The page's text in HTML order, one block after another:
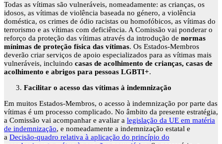
Todas as vítimas são vulneráveis, nomeadamente: as crianças, os
idosos, as vítimas de violência baseada no género, a violência
doméstica, os crimes de ódio racistas ou homofóbicos, as vítimas do
terrorismo e as vítimas com deficiência. A Comissão vai ponderar o
reforço da proteção das vítimas através da introdução de normas
mínimas de proteção física das vítimas. Os Estados-Membros
deverão criar serviços de apoio especializados para as vítimas mais
vulneráveis, incluindo casas de acolhimento de crianças, casas de
acolhimento e abrigos para pessoas LGBTI+.
Facilitar o acesso das vítimas à indemnização
Em muitos Estados-Membros, o acesso à indemnização por parte das
vítimas é um processo complicado. No âmbito da presente estratégia,
a Comissão vai acompanhar e avaliar a legislação da UE em matéria
de indemnização, e nomeadamente a indemnização estatal e
a Decisão-quadro relativa à aplicação do princípio do